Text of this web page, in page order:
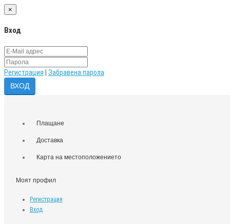
×
Вход
Регистрация Забравена парола
Плащане
Доставка
Карта на местоположението
Моят профил
Регистрация
Вход